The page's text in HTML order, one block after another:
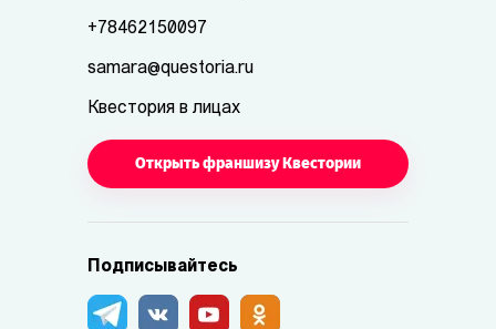
+78462150097
samara@questoria.ru
Квестория в лицах
Открыть франшизу Квестории
Подписывайтесь